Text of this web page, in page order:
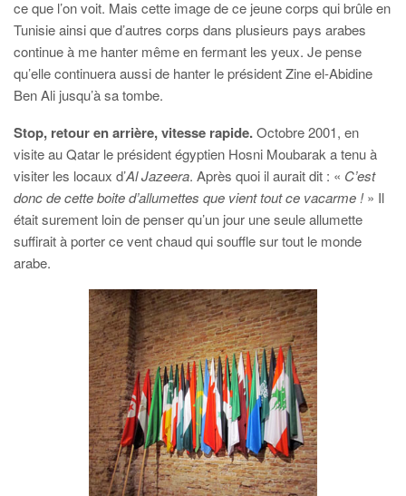
ce que l’on voit. Mais cette image de ce jeune corps qui brûle en
Tunisie ainsi que d’autres corps dans plusieurs pays arabes
continue à me hanter même en fermant les yeux. Je pense
qu’elle continuera aussi de hanter le président Zine el-Abidine
Ben Ali jusqu’à sa tombe.
Stop, retour en arrière, vitesse rapide.Octobre 2001, en
visite au Qatar le président égyptien Hosni Moubarak a tenu à
visiter les locaux d’Al Jazeera. Après quoi il aurait dit : « C’est
donc de cette boite d’allumettes que vient tout ce vacarme !» Il
était surement loin de penser qu’un jour une seule allumette
suffirait à porter ce vent chaud qui souffle sur tout le monde
arabe.